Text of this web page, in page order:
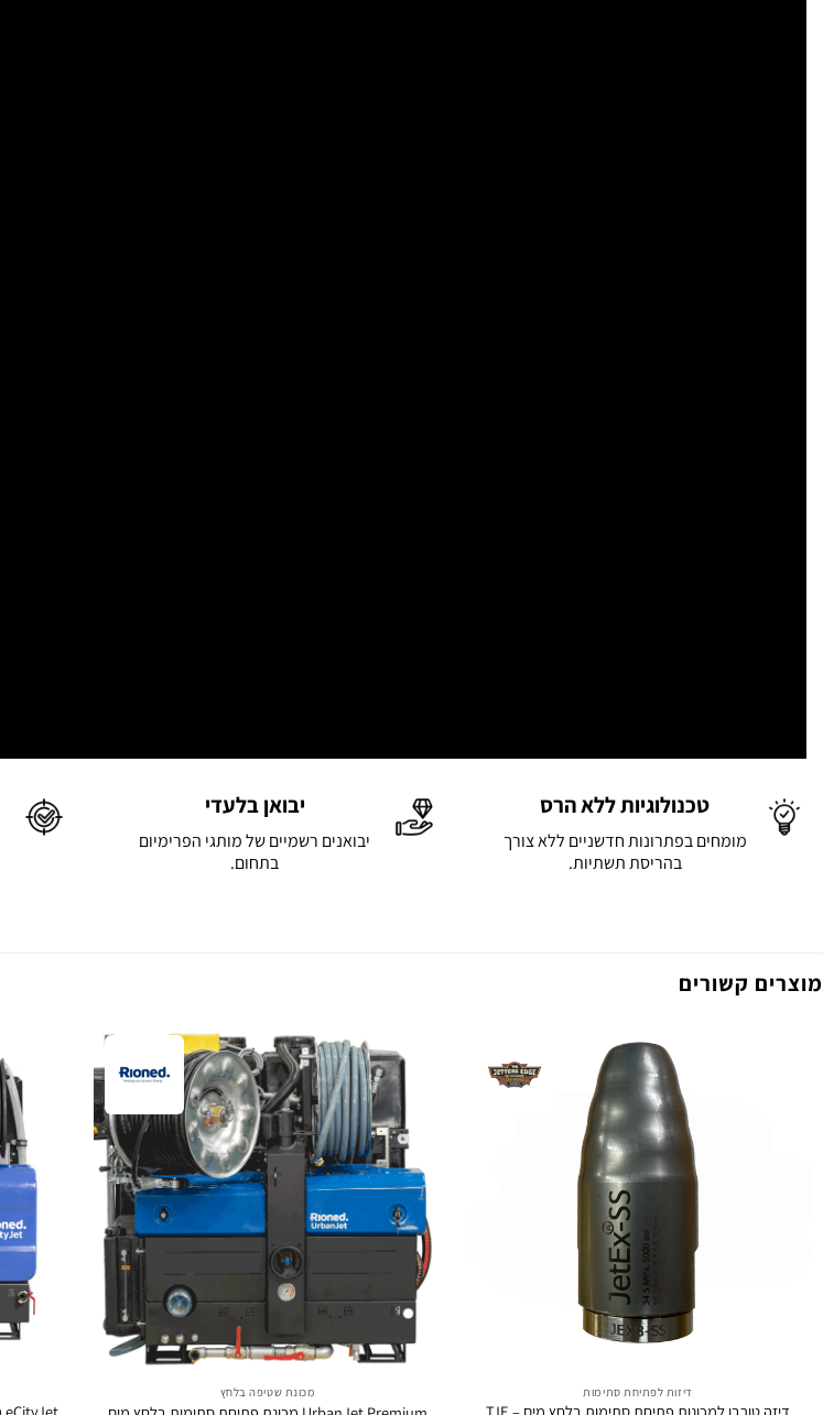
טכנולוגיות ללא הרס
מומחים בפתרונות חדשניים ללא צורך
בהריסת תשתיות.
יבואן בלעדי
יבואנים רשמיים של מותגי הפרימיום
בתחום.
מוצרים קשורים
דיזות לפתיחת סתימות מכונת שטיפה בלחץ